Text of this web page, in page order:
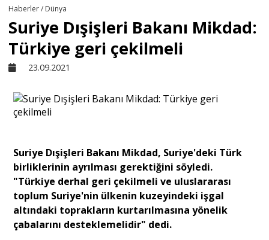
Derkenar
Ekonomi
Dünya
Haberler / Dünya
Suriye Dışişleri Bakanı Mikdad:
Türkiye geri çekilmeli
23.09.2021
Suriye Dışişleri Bakanı Mikdad, Suriye'deki Türk
birliklerinin ayrılması gerektiğini söyledi.
"Türkiye derhal geri çekilmeli ve uluslararası
toplum Suriye'nin ülkenin kuzeyindeki işgal
altındaki toprakların kurtarılmasına yönelik
çabalarını desteklemelidir" dedi.